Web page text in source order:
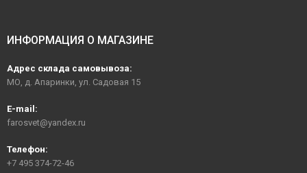
ИНФОРМАЦИЯ О МАГАЗИНЕ
Адрес склада самовывоза:
МО, д. Апаринки, ул. Садовая 15
E-mail:
farosvet@yandex.ru
Телефон:
+7 495 374-72-46